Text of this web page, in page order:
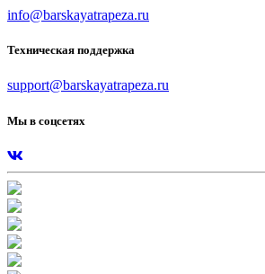
info@barskayatrapeza.ru
Техническая поддержка
support@barskayatrapeza.ru
Мы в соцсетях